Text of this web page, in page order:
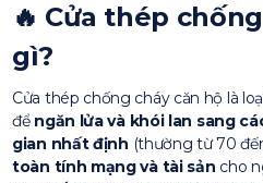
🔥 Cửa thép
gì?
Cửa thép chống cháy căn hộ là
để ngăn lửa và khói lan sang
gian nhất định (thường từ 70
toàn tính mạng và tài sản cho